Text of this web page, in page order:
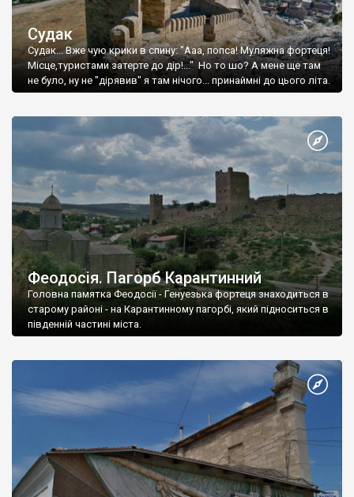
Судак
Судак... Вже чую крики в спину: "Ааа, попса! Муляжна фортеця!
Місце,туристами затерте до дір!..." Но то шо? А мене ще там
не було, ну не "дірявив" я там нічого... принаймні до цього літа.
Феодосія. Пагорб Карантинний
Головна памятка Феодосії - Генуезька фортеця знаходиться в
старому районі - на Карантинному пагорбі, який підноситься в
південній частині міста.